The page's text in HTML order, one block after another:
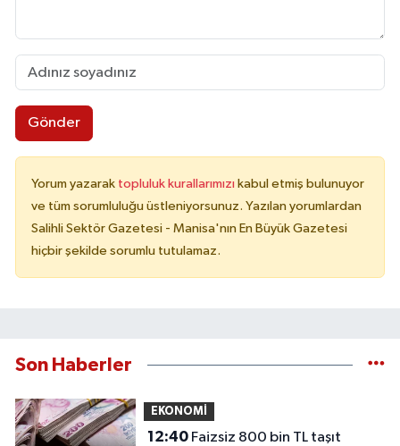
Gönder
Yorum yazarak topluluk kurallarımızı kabul etmiş bulunuyor
ve tüm sorumluluğu üstleniyorsunuz. Yazılan yorumlardan
Salihli Sektör Gazetesi - Manisa'nın En Büyük Gazetesi
hiçbir şekilde sorumlu tutulamaz.
Son Haberler
EKONOMİ
12:40Faizsiz 800 bin TL taşıt